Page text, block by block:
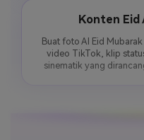
Konten Eid
Buat foto AI Eid
video TikTok, klip
sinematik yang